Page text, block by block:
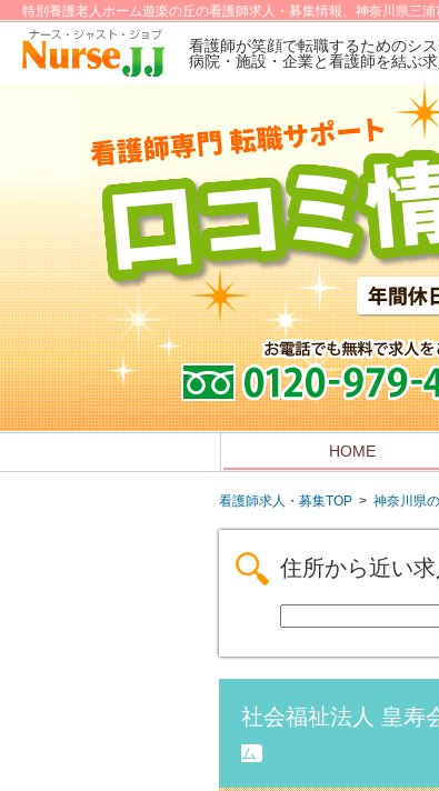
特別養護老人ホーム遊楽の丘の看護師求人・募集情報、神奈川県三浦
看護師が笑顔で転職するためのシ
病院・施設・企業と看護師を結ぶ
HOME
看護師求人・募集TOP > 神奈川県
住所から近い
社会福祉法人 皇寿
ム